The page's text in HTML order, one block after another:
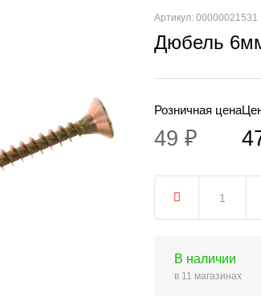
Артикул: 00000021531
Дюбель
Розничная цена
49 ₽
В наличии
в 11 магазинах